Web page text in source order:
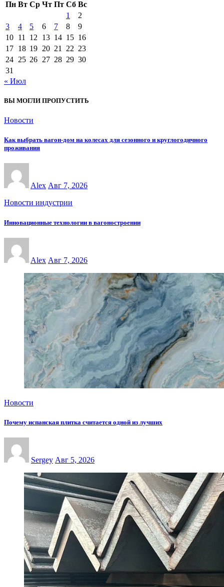
Пн Вт Ср Чт Пт Сб Вс
1
2
3
4 5 6 7 8
9
10 11 12 13 14 15 16
17 18 19 20 21 22 23
24 25 26 27 28 29 30
31
« Июл
ВЫ МОГЛИ ПРОПУСТИТЬ
Новости
Как выбрать вагон-дом на колесах для сезонного и круглогодичного
проживания
Alex Авг 7, 2026
Новости индустрии
Инновационные технологии в вагоностроении
Alex Авг 7, 2026
Новости
Почему испанская плитка считается одной из лучших
Sergey Авг 5, 2026